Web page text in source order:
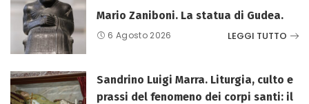
Mario Zaniboni. La statua di Gudea.
6 Agosto 2026 LEGGI TUTTO
Sandrino Luigi Marra. Liturgia, culto e
prassi del fenomeno dei corpi santi: il